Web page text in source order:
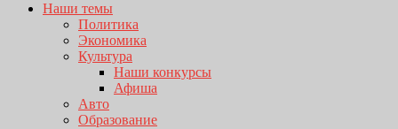
Наши темы
Политика
Экономика
Культура
Наши конкурсы
Афиша
Авто
Образование